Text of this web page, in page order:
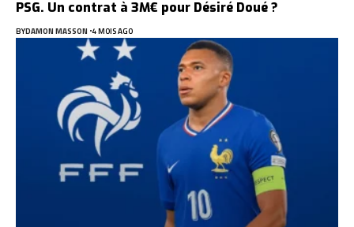
PSG. Un contrat à 3M€ pour Désiré Doué ?
BYDAMON MASSON 4 MOIS AGO